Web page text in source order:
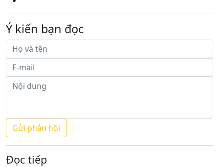
Ý kiến bạn đọc
Đọc tiếp